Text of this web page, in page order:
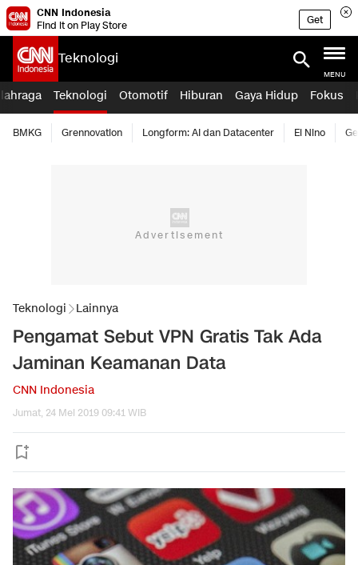
CNN Indonesia
Find it on Play Store
Get
Teknologi
MENU
Teknologi Otomotif Hiburan Gaya Hidup Fokus
BMKG Grennovation Longform: AI dan Datacenter El Nino
Teknologi Lainnya
Pengamat Sebut VPN Gratis Tak Ada
Jaminan Keamanan Data
CNN Indonesia
Jumat, 24 Mei 2019 09:41 WIB